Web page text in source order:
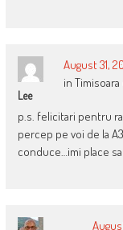
Lee
August 31,
in
p.s. felicitari pentru
percep pe voi de la
conduce…imi place